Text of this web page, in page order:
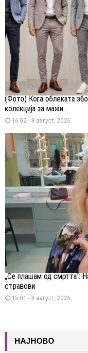
(Фото) Кога облеката
колекција за мажи...
16:02 - 8 август, 2026
„Се плашам од смртта“:
стравови
15:01 - 8 август, 2026
НАЈНОВО